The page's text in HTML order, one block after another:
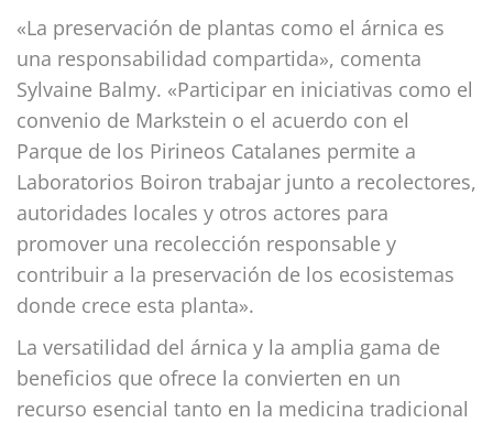
«La preservación de plantas como el árnica es
una responsabilidad compartida», comenta
Sylvaine Balmy. «Participar en iniciativas como el
convenio de Markstein o el acuerdo con el
Parque de los Pirineos Catalanes permite a
Laboratorios Boiron trabajar junto a recolectores,
autoridades locales y otros actores para
promover una recolección responsable y
contribuir a la preservación de los ecosistemas
donde crece esta planta».
La versatilidad del árnica y la amplia gama de
beneficios que ofrece la convierten en un
recurso esencial tanto en la medicina tradicional